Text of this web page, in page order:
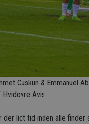
Cuskun & Emmanuel
Hvidovre Avis
lidt tid inden alle